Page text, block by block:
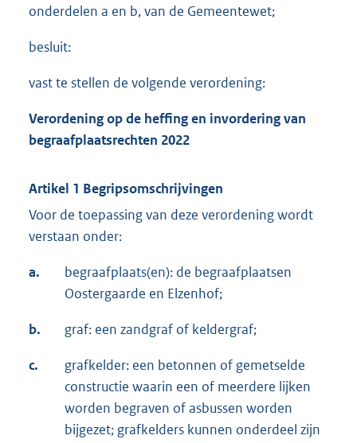
onderdelen a en b, van de Gemeentewet;
besluit:
vast te stellen de volgende verordening:
Verordening op de heffing en invordering van
begraafplaatsrechten 2022
Artikel 1 Begripsomschrijvingen
Voor de toepassing van deze verordening wordt
verstaan onder:
a.
begraafplaats(en): de begraafplaatsen
Oostergaarde en Elzenhof;
b. graf: een zandgraf of keldergraf;
c.
grafkelder: een betonnen of gemetselde
constructie waarin een of meerdere lijken
worden begraven of asbussen worden
bijgezet; grafkelders kunnen onderdeel zijn